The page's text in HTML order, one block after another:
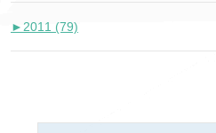
►2011 (79)